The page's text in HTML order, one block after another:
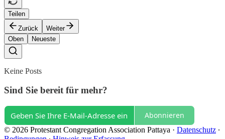
Teilen
Zurück
Weiter
Oben
Neueste
Keine Posts
Sind Sie bereit für mehr?
Abonnieren
© 2026 Protestant Congregation Association Pattaya · Datenschutz ∙